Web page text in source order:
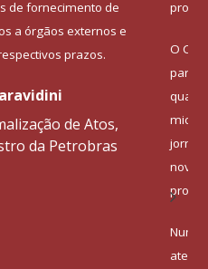
de fornecimento de
a órgãos externos e
prazos.
de Atos,
da Petrobras
O
Num